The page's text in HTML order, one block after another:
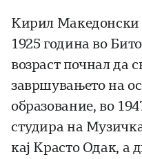
Кирил Македонски
1925 година во
возраст почнал да
завршувањето на
образование, во
студира на
кај Красто Одак, а